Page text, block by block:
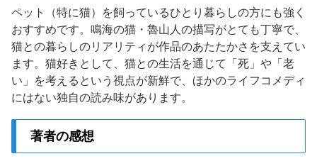
ペット（特に猫）を飼っているひとり暮らしの方にも強く
おすすめです。鳴海の猫・魯山人の描写がとても丁寧で、
猫との暮らしのリアリティが作品のあたたかさを支えてい
ます。猫好きとして、猫との生活を通じて「死」や「老
い」を考えるという視点が新鮮で、ほかのライフコメディ
にはない独自の読み味があります。
著者の感想